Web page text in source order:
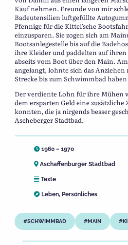
Kauf nehmen. Freunde von mir
Badeutensilien luftgefüllte
Pfennige für die Kittel’sche
einzusparen. Sie zogen sich am
Bootsanlegestelle bis auf die
ihre Kleider und paddelten auf
abseits vom Boot über den Main.
angelangt, lohnte sich das
Strecke bis zum Schwimmbad
Der verdiente Lohn für ihre Mühen
dem ersparten Geld eine zusätzliche
konnten, die ja nirgends besser
Ascheberger Stadtbad.
1960 – 1970
Aschaffenburger Stadtbad
Texte
Leben, Persönliches
SCHWIMMBAD MAIN